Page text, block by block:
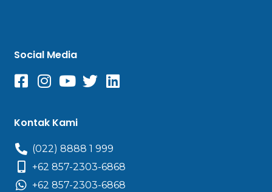
Social Media
Kontak Kami
(022) 8888 1 999
+62 857-2303-6868
+62 857-2303-6868